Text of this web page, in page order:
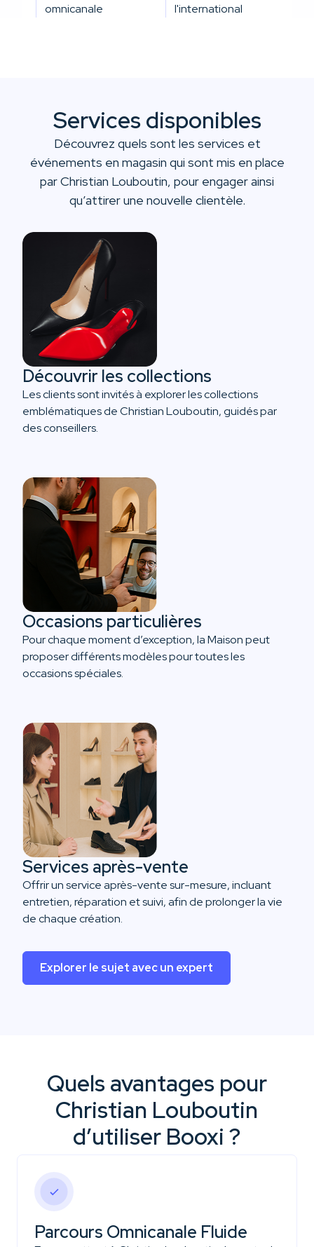
omnicanale
l'international
Services disponibles
Découvrez quels sont les services et
événements en magasin qui sont mis en place
par Christian Louboutin, pour engager ainsi
qu’attirer une nouvelle clientèle.
Découvrir les collections
Les clients sont invités à explorer les collections
emblématiques de Christian Louboutin, guidés par
des conseillers.
Occasions particulières
Pour chaque moment d’exception, la Maison peut
proposer différents modèles pour toutes les
occasions spéciales.
Services après-vente
Offrir un service après-vente sur-mesure, incluant
entretien, réparation et suivi, afin de prolonger la vie
de chaque création.
Explorer le sujet avec un expert
Quels avantages pour
Christian Louboutin
d’utiliser Booxi ?
Parcours Omnicanale Fluide